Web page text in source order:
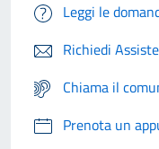
Leggi le
Richiedi
Chiama il
Prenota un